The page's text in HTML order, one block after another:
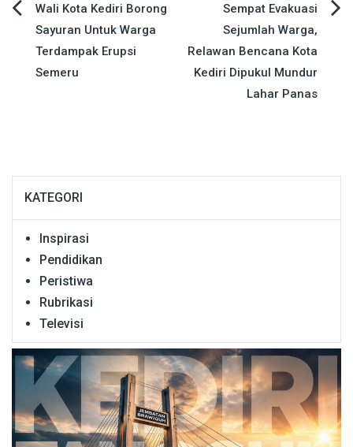
Navigasi
pos
Wali Kota Kediri Borong
Sayuran Untuk Warga
Terdampak Erupsi
Semeru
Sempat Evakuasi
Sejumlah Warga,
Relawan Bencana Kota
Kediri Dipukul Mundur
Lahar Panas
KATEGORI
Inspirasi
Pendidikan
Peristiwa
Rubrikasi
Televisi